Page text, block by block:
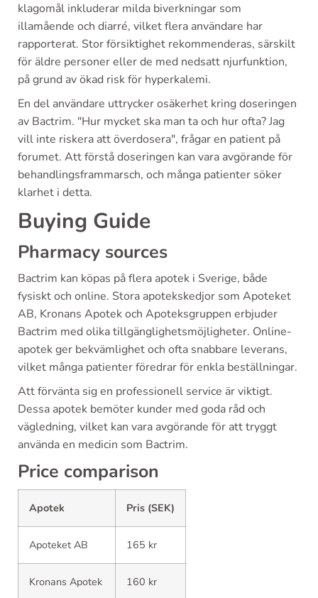
klagomål inkluderar milda biverkningar som
illamående och diarré, vilket flera användare har
rapporterat. Stor försiktighet rekommenderas, särskilt
för äldre personer eller de med nedsatt njurfunktion,
på grund av ökad risk för hyperkalemi.
En del användare uttrycker osäkerhet kring doseringen
av Bactrim. "Hur mycket ska man ta och hur ofta? Jag
vill inte riskera att överdosera", frågar en patient på
forumet. Att förstå doseringen kan vara avgörande för
behandlingsframmarsch, och många patienter söker
klarhet i detta.
Buying Guide
Pharmacy sources
Bactrim kan köpas på flera apotek i Sverige, både
fysiskt och online. Stora apotekskedjor som Apoteket
AB, Kronans Apotek och Apoteksgruppen erbjuder
Bactrim med olika tillgänglighetsmöjligheter. Online-
apotek ger bekvämlighet och ofta snabbare leverans,
vilket många patienter föredrar för enkla beställningar.
Att förvänta sig en professionell service är viktigt.
Dessa apotek bemöter kunder med goda råd och
vägledning, vilket kan vara avgörande för att tryggt
använda en medicin som Bactrim.
Price comparison
Apotek Pris (SEK)
Apoteket AB 165 kr
Kronans Apotek 160 kr